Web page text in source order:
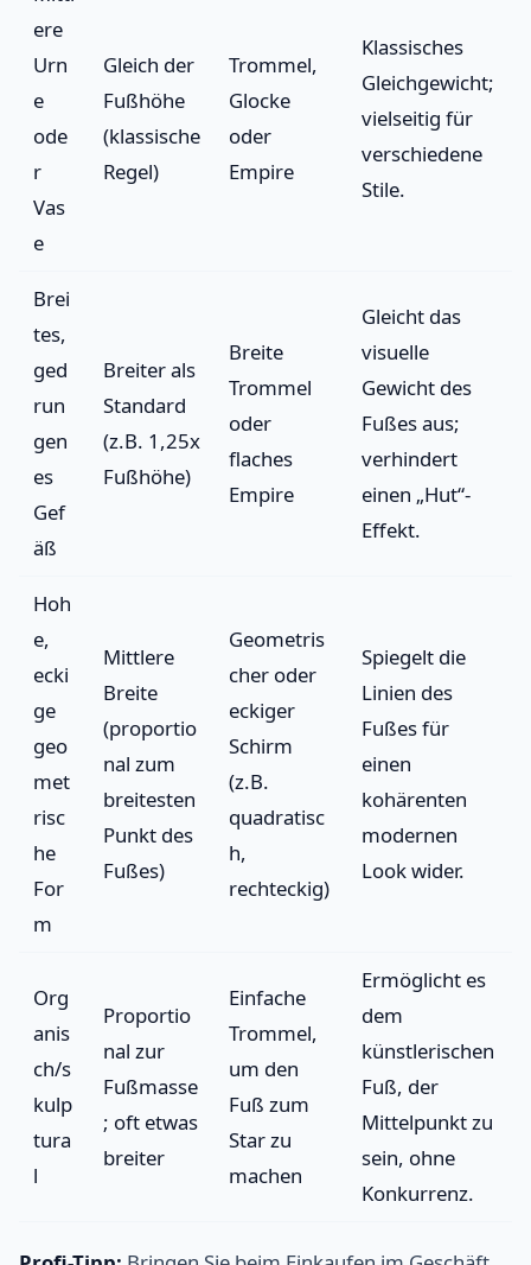
ere
Urn
e
ode
r
Vas
e
Gleich der
Fußhöhe
(klassische
Regel)
Trommel,
Glocke
oder
Empire
Klassisches
Gleichgewicht;
vielseitig für
verschiedene
Stile.
Brei
tes,
ged
run
gen
es
Gef
äß
Breiter als
Standard
(z.B. 1,25x
Fußhöhe)
Breite
Trommel
oder
flaches
Empire
Gleicht das
visuelle
Gewicht des
Fußes aus;
verhindert
einen „Hut“-
Effekt.
Hoh
e,
ecki
ge
geo
met
risc
he
For
m
Mittlere
Breite
(proportio
nal zum
breitesten
Punkt des
Fußes)
Geometris
cher oder
eckiger
Schirm
(z.B.
quadratisc
h,
rechteckig)
Spiegelt die
Linien des
Fußes für
einen
kohärenten
modernen
Look wider.
Org
anis
ch/s
kulp
tura
l
Proportio
nal zur
Fußmasse
; oft etwas
breiter
Einfache
Trommel,
um den
Fuß zum
Star zu
machen
Ermöglicht es
dem
künstlerischen
Fuß, der
Mittelpunkt zu
sein, ohne
Konkurrenz.